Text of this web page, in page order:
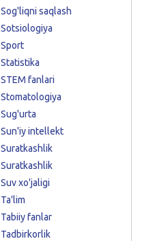
Sog'liqni saqlash
Sotsiologiya
Sport
Statistika
STEM fanlari
Stomatologiya
Sug'urta
Sun'iy intellekt
Suratkashlik
Suratkashlik
Suv xo'jaligi
Ta'lim
Tabiiy fanlar
Tadbirkorlik